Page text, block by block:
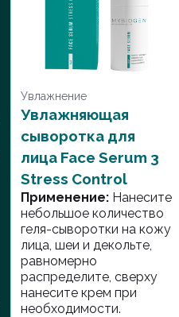
Увлажнение
Увлажняющая
сыворотка для
лица Face Serum 3
Stress Control
Применение: Нанесите
небольшое количество
геля-сыворотки на кожу
лица, шеи и декольте,
равномерно
распределите, сверху
нанесите крем при
необходимости.